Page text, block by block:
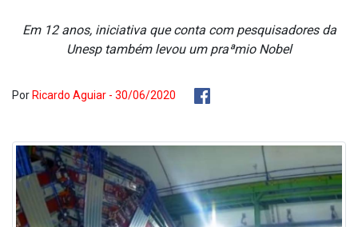
Em 12 anos, iniciativa que conta com pesquisadores da
Unesp também levou um praªmio Nobel
Por Ricardo Aguiar - 30/06/2020